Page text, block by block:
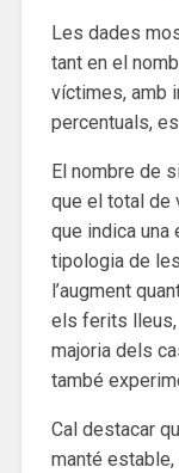
Les dades
tant en el
víctimes, amb
percentuals,
El nombre de
que el total de
que indica una
tipologia de
l’augment
els ferits lleus,
majoria dels
també
Cal destacar
manté